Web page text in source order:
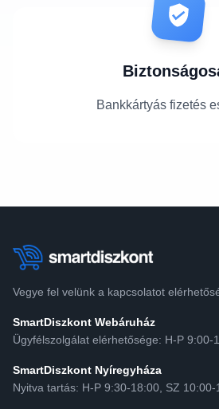
Bankkártyás fizetés
Vegye fel velünk a kapcsolatot
SmartDiszkont Webáruház
Ügyfélszolgálat elérhetősége: H-P 9:00-
SmartDiszkont Nyíregyháza
Nyitva tartás: H-P 9:30-18:00, SZ 10:00-